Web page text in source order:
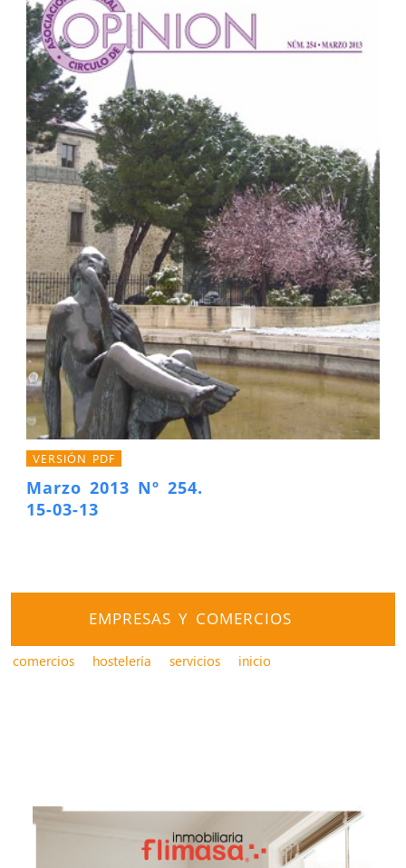
VERSIÓN PDF
Marzo 2013 Nº 254.
15-03-13
EMPRESAS Y COMERCIOS
comercios hostelería servicios inicio